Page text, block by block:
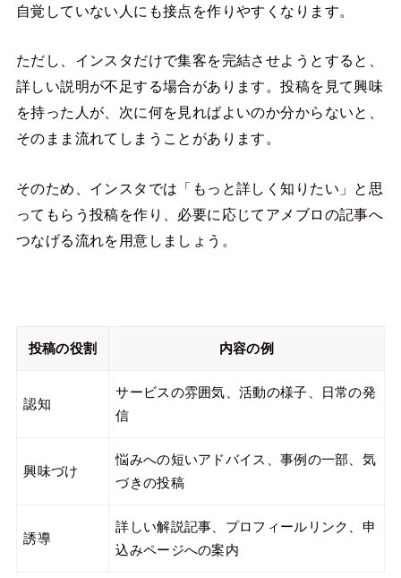
自覚していない人にも接点を作りやすくなります。
ただし、インスタだけで集客を完結させようとすると、
詳しい説明が不足する場合があります。投稿を見て興味
を持った人が、次に何を見ればよいのか分からないと、
そのまま流れてしまうことがあります。
そのため、インスタでは「もっと詳しく知りたい」と思
ってもらう投稿を作り、必要に応じてアメブロの記事へ
つなげる流れを用意しましょう。
投稿の役割 内容の例
認知
サービスの雰囲気、活動の様子、日常の発
信
興味づけ
悩みへの短いアドバイス、事例の一部、気
づきの投稿
誘導
詳しい解説記事、プロフィールリンク、申
込みページへの案内